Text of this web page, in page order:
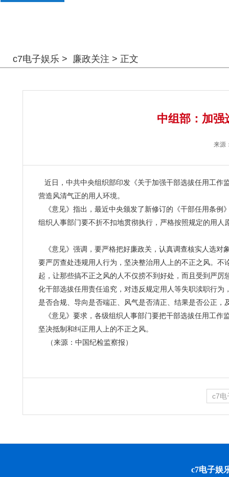
c7电子娱乐 > 廉政关注 > 正文
中组部：加
来源
近日，中共中央组织部印发《关于加强干部选拔任用工作
营造风清气正的用人环境。
《意见》指出，最近中央颁发了新修订的《干部任用条例
组织人事部门要不折不扣地贯彻执行，严格按照规定的用
《意见》强调，要严格把好廉政关，认真调查核实人选对
要严厉查处违规用人行为，坚决整治用人上的不正之风。
起，让那些搞不正之风的人不仅捞不到好处，而且受到严
化干部选拔任用责任追究，对违反规定用人等失职渎职行
是否合规、导向是否端正、风气是否清正、结果是否公正
《意见》要求，各级组织人事部门要把干部选拔任用工作
坚决抵制和纠正用人上的不正之风。
（来源：中国纪检监察报）
c7电
c7电子娱